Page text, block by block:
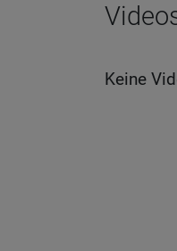
Keine